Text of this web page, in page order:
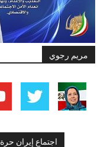
مريم رجوي
اجتماع إيران حرة 2023: إلى الأمام نحو جمهورية ديمقراطية